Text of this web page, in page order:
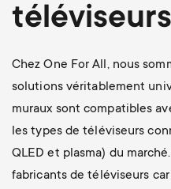
téléviseurs
Chez One For All, nous
solutions véritablement
muraux sont compatibles
les types de téléviseurs
QLED et plasma) du
fabricants de téléviseurs